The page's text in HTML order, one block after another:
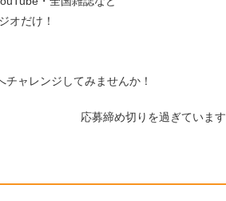
オだけ！
チャレンジしてみませんか！
応募締め切りを過ぎています